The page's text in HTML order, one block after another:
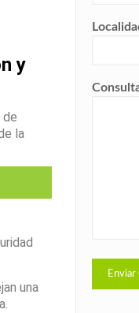
y
de
la
una